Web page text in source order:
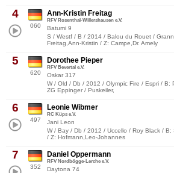
4
060
Ann-Kristin Freitag
RFV Rosenthal-Willershausen e.V.
Batumi 9
S / Westf / B / 2014 / Balou du Rouet /
Freitag,Ann-Kristin / Z: Campe,Dr. Amely
5
620
Dorothee Pieper
RFV Bevertal e.V.
Oskar 317
W / Old / Db / 2012 / Olympic Fire / Espri / B:
ZG Eppinger / Puskeiler,
6
497
Leonie Wibmer
RC Küps e.V.
Jani Leon
W / Bay / Db / 2012 / Uccello / Roy Black / B:
/ Z: Hofmann,Leo-Johannes
7
352
Daniel Oppermann
RFV Nordbögge-Lerche e.V.
Daytona 74